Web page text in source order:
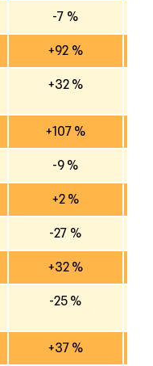
-7 %
+92 %
+32 %
+107 %
-9 %
+2 %
-27 %
+32 %
-25 %
+37 %